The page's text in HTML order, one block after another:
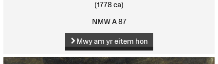
(1778 ca)
NMW A 87
Mwy am yr eitem hon